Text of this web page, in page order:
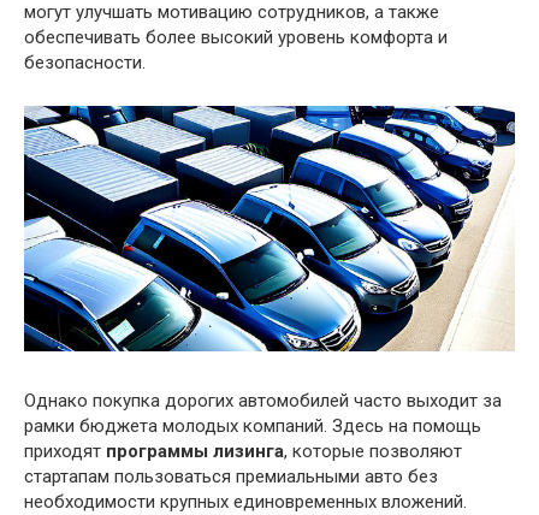
могут улучшать мотивацию сотрудников, а также
обеспечивать более высокий уровень комфорта и
безопасности.
Однако покупка дорогих автомобилей часто выходит за
рамки бюджета молодых компаний. Здесь на помощь
приходят программы лизинга, которые позволяют
стартапам пользоваться премиальными авто без
необходимости крупных единовременных вложений.